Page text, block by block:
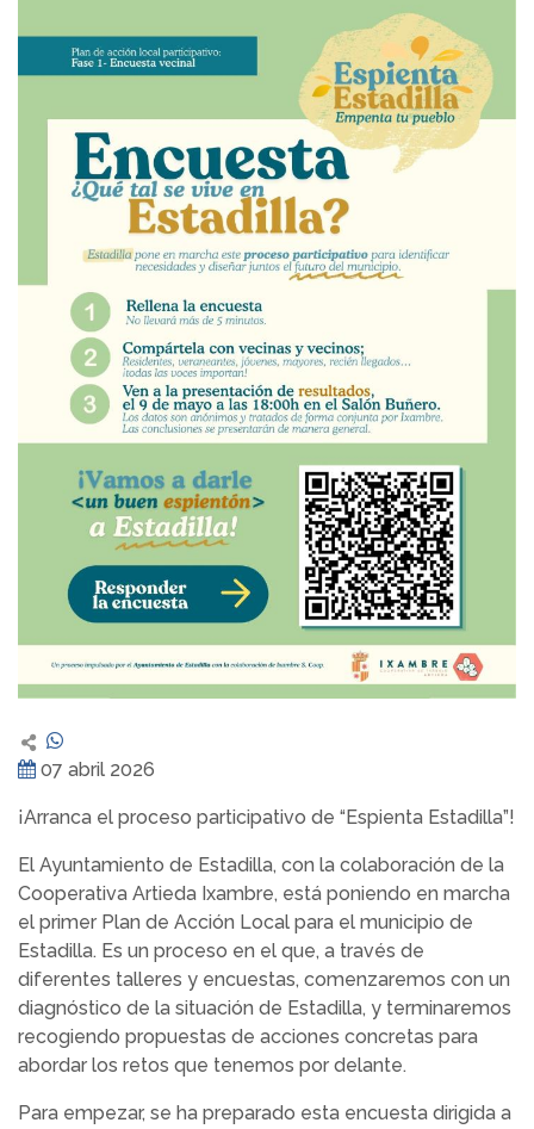
07 abril 2026
¡Arranca el proceso participativo de “Espienta Estadilla”!
El Ayuntamiento de Estadilla, con la colaboración de la
Cooperativa Artieda Ixambre, está poniendo en marcha
el primer Plan de Acción Local para el municipio de
Estadilla. Es un proceso en el que, a través de
diferentes talleres y encuestas, comenzaremos con un
diagnóstico de la situación de Estadilla, y terminaremos
recogiendo propuestas de acciones concretas para
abordar los retos que tenemos por delante.
Para empezar, se ha preparado esta encuesta dirigida a